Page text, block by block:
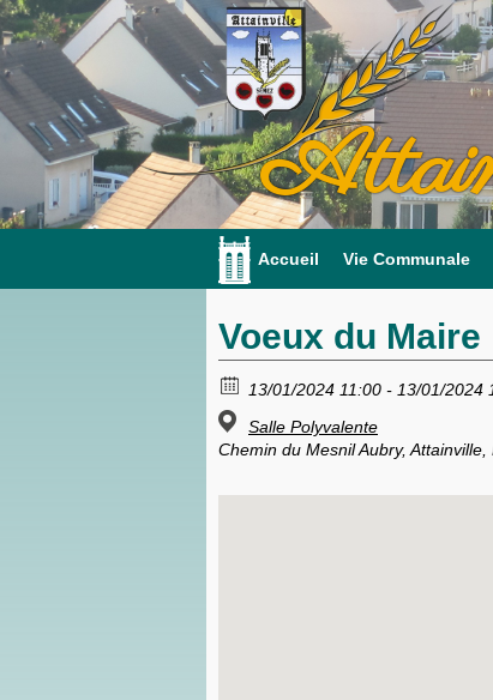
Accueil Vie Communale
Voeux du Maire
13/01/2024 11:00 - 13/01/2024
Salle Polyvalente
Chemin du Mesnil Aubry, Attainville,